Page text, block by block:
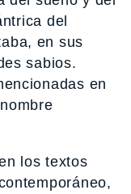
del
en sus
sabios.
en
los textos